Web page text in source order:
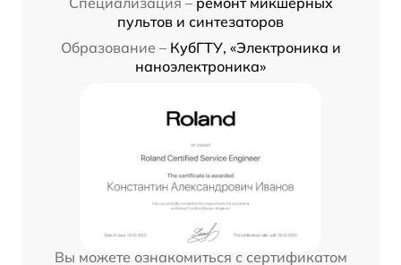
пультов и синтезаторов
Образование – КубГТУ, «Электроника и
наноэлектроника»
Вы можете ознакомиться с сертификатом